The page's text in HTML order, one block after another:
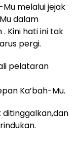
melalui jejak
dalam
Kini hati ini tak
pergi.
pelataran
Ka’bah-Mu.
ditinggalkan,dan